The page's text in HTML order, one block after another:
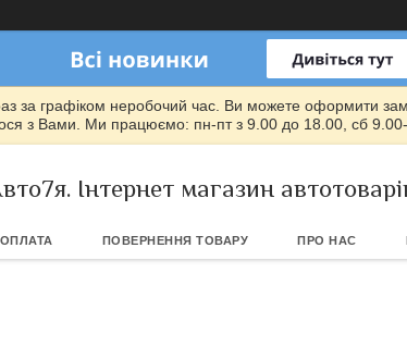
за графіком неробочий час. Ви можете оформити
з Вами. Ми працюємо: пн-пт з 9.00 до 18.00, сб 9.00-
Інтернет магазин
ПОВЕРНЕННЯ ТОВАРУ ПРО НАС